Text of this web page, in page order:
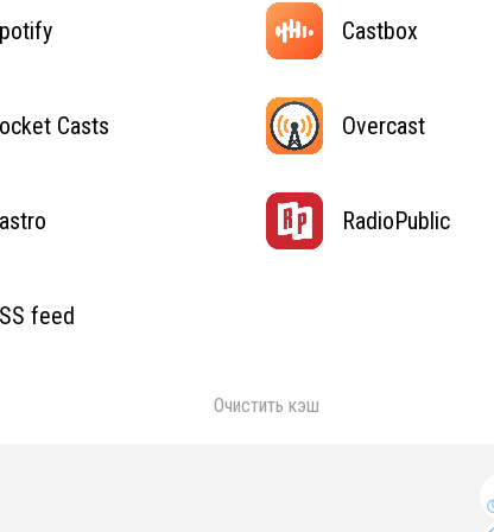
Castbox
Casts Overcast
RadioPublic
feed
Очистить кэш